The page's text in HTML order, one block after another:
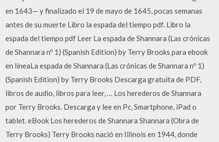
en 1643— y finalizado el 19 de mayo de 1645, pocas semanas
antes de su muerte Libro la espada del tiempo pdf. Libro la
espada del tiempo pdf Leer La espada de Shannara (Las crónicas
de Shannara nº 1) (Spanish Edition) by Terry Brooks para ebook
en líneaLa espada de Shannara (Las crónicas de Shannara nº 1)
(Spanish Edition) by Terry Brooks Descarga gratuita de PDF,
libros de audio, libros para leer, … Los herederos de Shannara
por Terry Brooks. Descarga y lee en Pc, Smartphone, iPad o
tablet. eBook Los herederos de Shannara Shannara (Obra de
Terry Brooks) Terry Brooks nació en Illinois en 1944, donde